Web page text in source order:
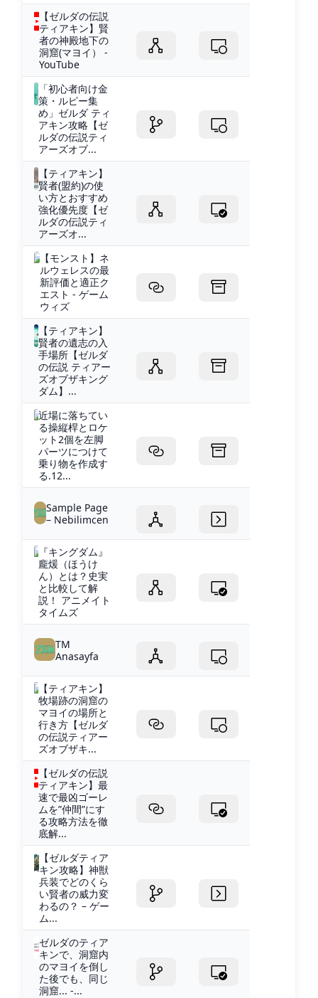
【ゼルダの伝説
ティアキン】賢
者の神殿地下の
洞窟(マヨイ） -
YouTube
「初心者向け金
策・ルピー集
め」ゼルダ ティ
アキン攻略【ゼ
ルダの伝説ティ
アーズオブ...
【ティアキン】
賢者(盟約)の使
い方とおすすめ
強化優先度【ゼ
ルダの伝説ティ
アーズオ...
【モンスト】ネ
ルウェレスの最
新評価と適正ク
エスト - ゲーム
ウィズ
【ティアキン】
賢者の遺志の入
手場所【ゼルダ
の伝説 ティアー
ズオブザキング
ダム】...
近場に落ちてい
る操縦桿とロケ
ット2個を左脚
パーツにつけて
乗り物を作成す
る.12...
Sample Page
– Nebilimcen
『キングダム』
龐煖（ほうけ
ん）とは？史実
と比較して解
説！ アニメイト
タイムズ
TM
Anasayfa
【ティアキン】
牧場跡の洞窟の
マヨイの場所と
行き方【ゼルダ
の伝説ティアー
ズオブザキ...
【ゼルダの伝説
ティアキン】最
速で最凶ゴーレ
ムを”仲間”にす
る攻略方法を徹
底解...
【ゼルダティア
キン攻略】神獣
兵装でどのくら
い賢者の威力変
わるの？ – ゲー
ム...
ゼルダのティア
キンで、洞窟内
のマヨイを倒し
た後でも、同じ
洞窟... -...